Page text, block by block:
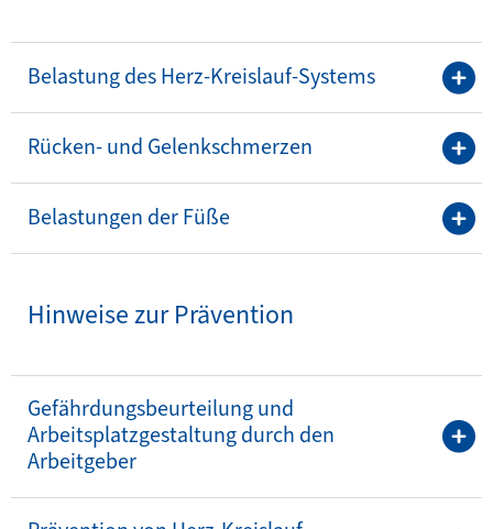
Belastung des Herz-Kreislauf-Systems
Rücken- und Gelenkschmerzen
Belastungen der Füße
Hinweise zur Prävention
Gefährdungsbeurteilung und
Arbeitsplatzgestaltung durch den
Arbeitgeber